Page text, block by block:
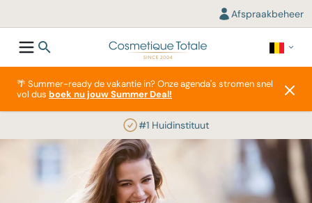
Afspraakbeheer
🌴 Summer-ready de vakantie in? Onze agenda's stromen snel
vol dus boek nu jouw Summer Deal!
#1 Huidinstituut